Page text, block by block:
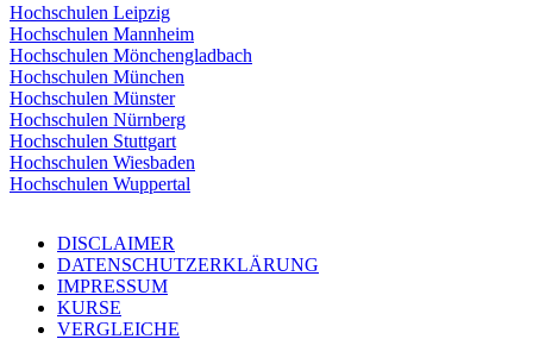
Hochschulen Leipzig
Hochschulen Mannheim
Hochschulen Mönchengladbach
Hochschulen München
Hochschulen Münster
Hochschulen Nürnberg
Hochschulen Stuttgart
Hochschulen Wiesbaden
Hochschulen Wuppertal
DISCLAIMER
DATENSCHUTZERKLÄRUNG
IMPRESSUM
KURSE
VERGLEICHE